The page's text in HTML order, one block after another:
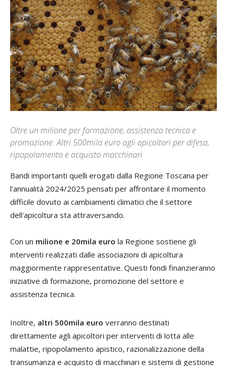
Oltre un milione per formazione, assistenza tecnica e
promozione. Altri 500mila euro agli apicoltori per difesa,
ripopolamento e acquisto macchinari
Bandi importanti quelli erogati dalla Regione Toscana per
l'annualità 2024/2025 pensati per affrontare il momento
difficile dovuto ai cambiamenti climatici che il settore
dell'apicoltura sta attraversando.
Con un milione e 20mila euro la Regione sostiene gli
interventi realizzati dalle associazioni di apicoltura
maggiormente rappresentative. Questi fondi finanzieranno
iniziative di formazione, promozione del settore e
assistenza tecnica.
Inoltre, altri 500mila euro verranno destinati
direttamente agli apicoltori per interventi di lotta alle
malattie, ripopolamento apistico, razionalizzazione della
transumanza e acquisto di macchinari e sistemi di gestione